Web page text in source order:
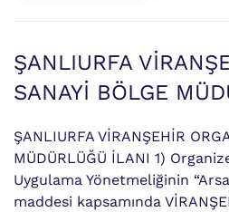
ŞANLIURFA
SANAYİ BÖLGE
ŞANLIURFA VİRANŞEHİR
MÜDÜRLÜĞÜ İLANI 1)
Uygulama Yönetmeliğinin
maddesi kapsamında